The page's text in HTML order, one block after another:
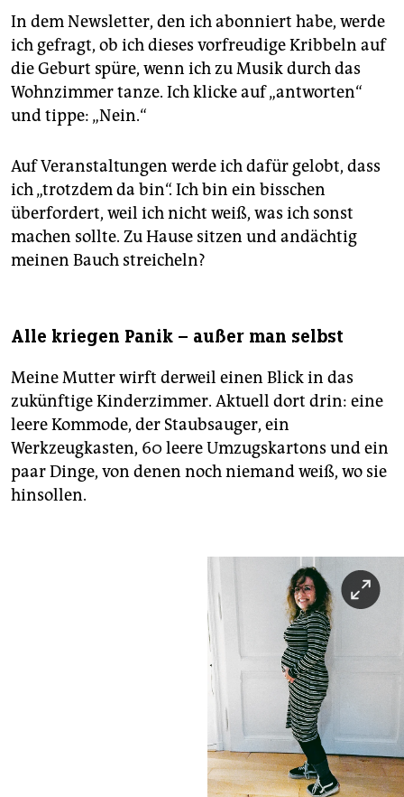
In dem Newsletter, den ich abonniert habe, werde
ich gefragt, ob ich dieses vorfreudige Kribbeln auf
die Geburt spüre, wenn ich zu Musik durch das
Wohnzimmer tanze. Ich klicke auf „antworten“
und tippe: „Nein.“
Auf Veranstaltungen werde ich dafür gelobt, dass
ich „trotzdem da bin“. Ich bin ein bisschen
überfordert, weil ich nicht weiß, was ich sonst
machen sollte. Zu Hause sitzen und andächtig
meinen Bauch streicheln?
Alle kriegen Panik – außer man selbst
Meine Mutter wirft derweil einen Blick in das
zukünftige Kinderzimmer. Aktuell dort drin: eine
leere Kommode, der Staubsauger, ein
Werkzeugkasten, 60 leere Umzugskartons und ein
paar Dinge, von denen noch niemand weiß, wo sie
hinsollen.